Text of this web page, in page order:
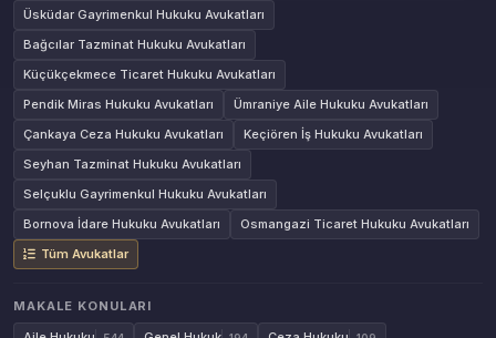
Üsküdar Gayrimenkul Hukuku Avukatları
Bağcılar Tazminat Hukuku Avukatları
Küçükçekmece Ticaret Hukuku Avukatları
Pendik Miras Hukuku Avukatları
Ümraniye Aile Hukuku Avukatları
Çankaya Ceza Hukuku Avukatları
Keçiören İş Hukuku Avukatları
Seyhan Tazminat Hukuku Avukatları
Selçuklu Gayrimenkul Hukuku Avukatları
Bornova İdare Hukuku Avukatları
Osmangazi Ticaret Hukuku Avukatları
Tüm Avukatlar
MAKALE KONULARI